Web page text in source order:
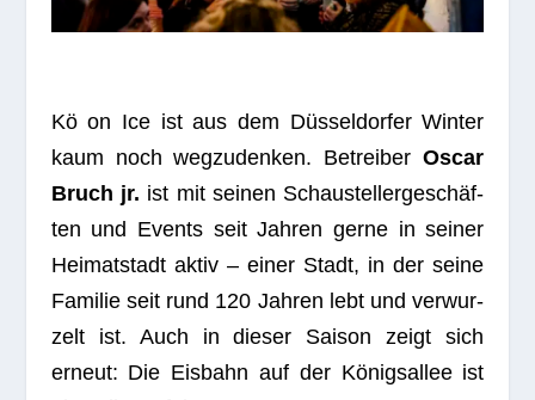
Kö on Ice ist aus dem Düs­sel­dor­fer Win­ter
kaum noch weg­zu­den­ken. Betrei­berOscar
Bruch jr. ist mit sei­nen Schau­stel­ler­ge­schäf­
ten und Events seit Jah­ren gerne in sei­ner
Hei­mat­stadt aktiv – einer Stadt, in der seine
Fami­lie seit rund 120 Jah­ren lebt und ver­wur­
zelt ist. Auch in die­ser Sai­son zeigt sich
erneut: Die Eis­bahn auf der Königs­al­lee ist